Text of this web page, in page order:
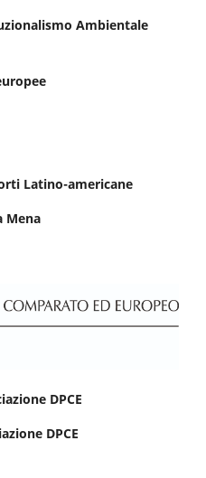
Ambientale
Latino-americane
Mena
DPCE
DPCE